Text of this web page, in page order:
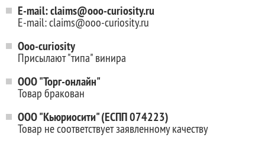
E-mail: claims@ooo-curiosity.ru
E-mail: claims@ooo-curiosity.ru
Ooo-curiosity
Присылают "типа" винира
ООО "Торг-онлайн"
Товар бракован
ООО "Кьюриосити" (ЕСПП 074223)
Товар не соответствует заявленному качеству